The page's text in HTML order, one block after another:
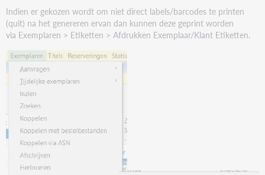
Indien er gekozen wordt om niet direct labels/barcodes te printen
(quit) na het genereren ervan dan kunnen deze geprint worden
via Exemplaren > Etiketten > Afdrukken Exemplaar/Klant Etiketten.